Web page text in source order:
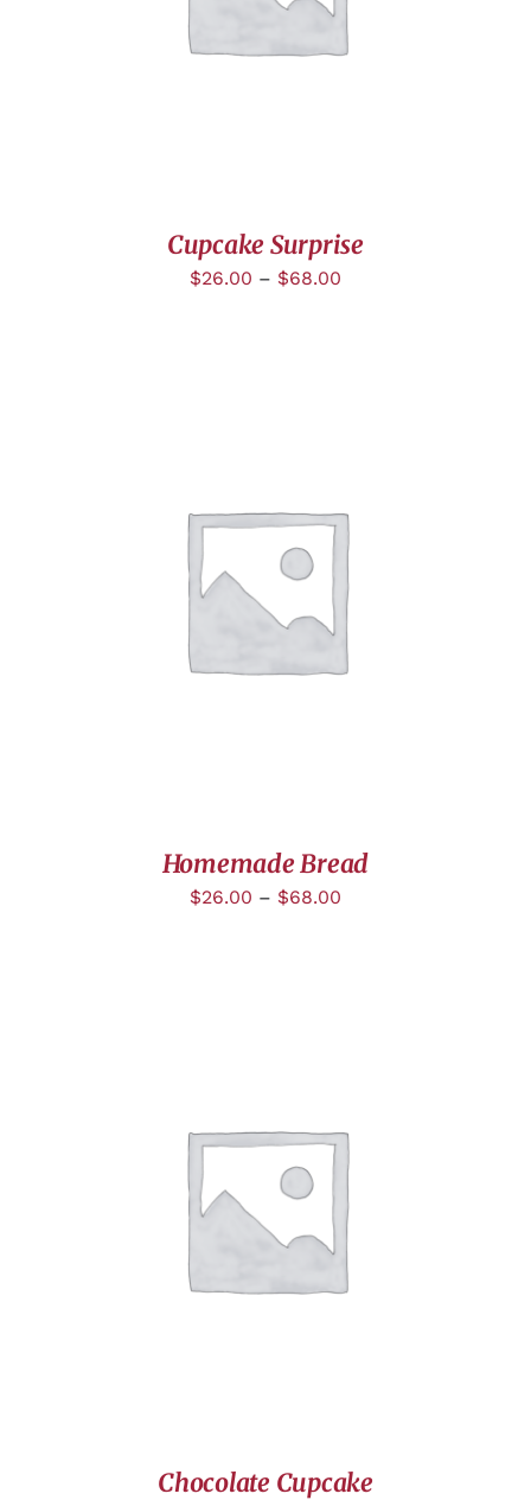
Cupcake Surprise
$26.00 – $68.00
DÉTAILS
Homemade Bread
$26.00 – $68.00
DÉTAILS
Chocolate Cupcake